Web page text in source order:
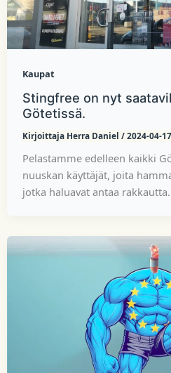
Kaupat
Stingfree on nyt
Götetissä.
Kirjoittaja Herra Daniel /2024-04-17
Pelastamme edelleen kaikki
nuuskan käyttäjät, joita
jotka haluavat antaa rakkautta.